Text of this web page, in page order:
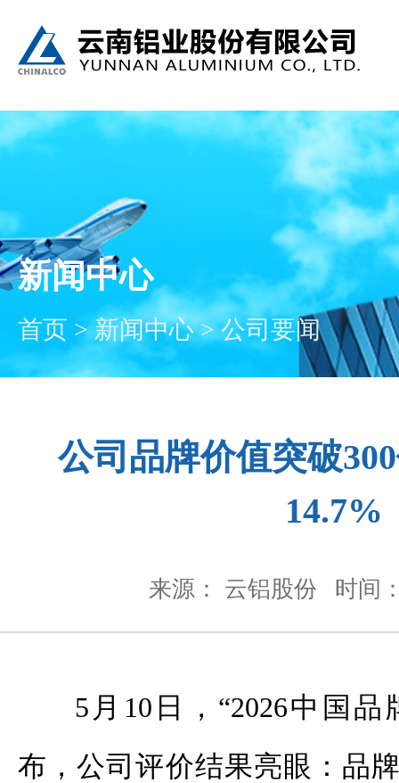
新闻中心
首页 >新闻中心>公司要闻
公司品牌价值突破
14.7%
来源： 云铝股份 时间
5月10日，“2026中国
布，公司评价结果亮眼：品